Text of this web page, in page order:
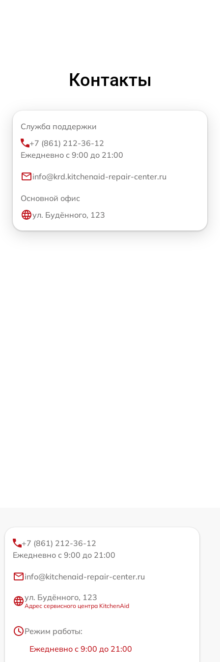
Контакты
Служба поддержки
+7 (861) 212-36-12
Ежедневно с 9:00 до 21:00
info@krd.kitchenaid-repair-center.ru
Основной офис
ул. Будённого, 123
+7 (861) 212-36-12
Ежедневно с 9:00 до 21:00
info@kitchenaid-repair-center.ru
ул. Будённого, 123
Адрес сервисного центра KitchenAid
Режим работы:
Ежедневно с 9:00 до 21:00